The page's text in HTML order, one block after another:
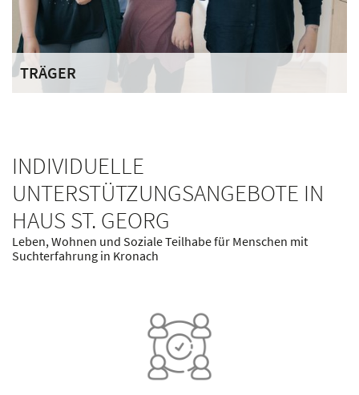
TRÄGER
Mitarbeiter kümmern sich täglich um die Bedürfnisse der
ihnen anvertrauten Menschen.
INDIVIDUELLE
UNTERSTÜTZUNGSANGEBOTE IN
HAUS ST. GEORG
Leben, Wohnen und Soziale Teilhabe für Menschen mit
Suchterfahrung in Kronach